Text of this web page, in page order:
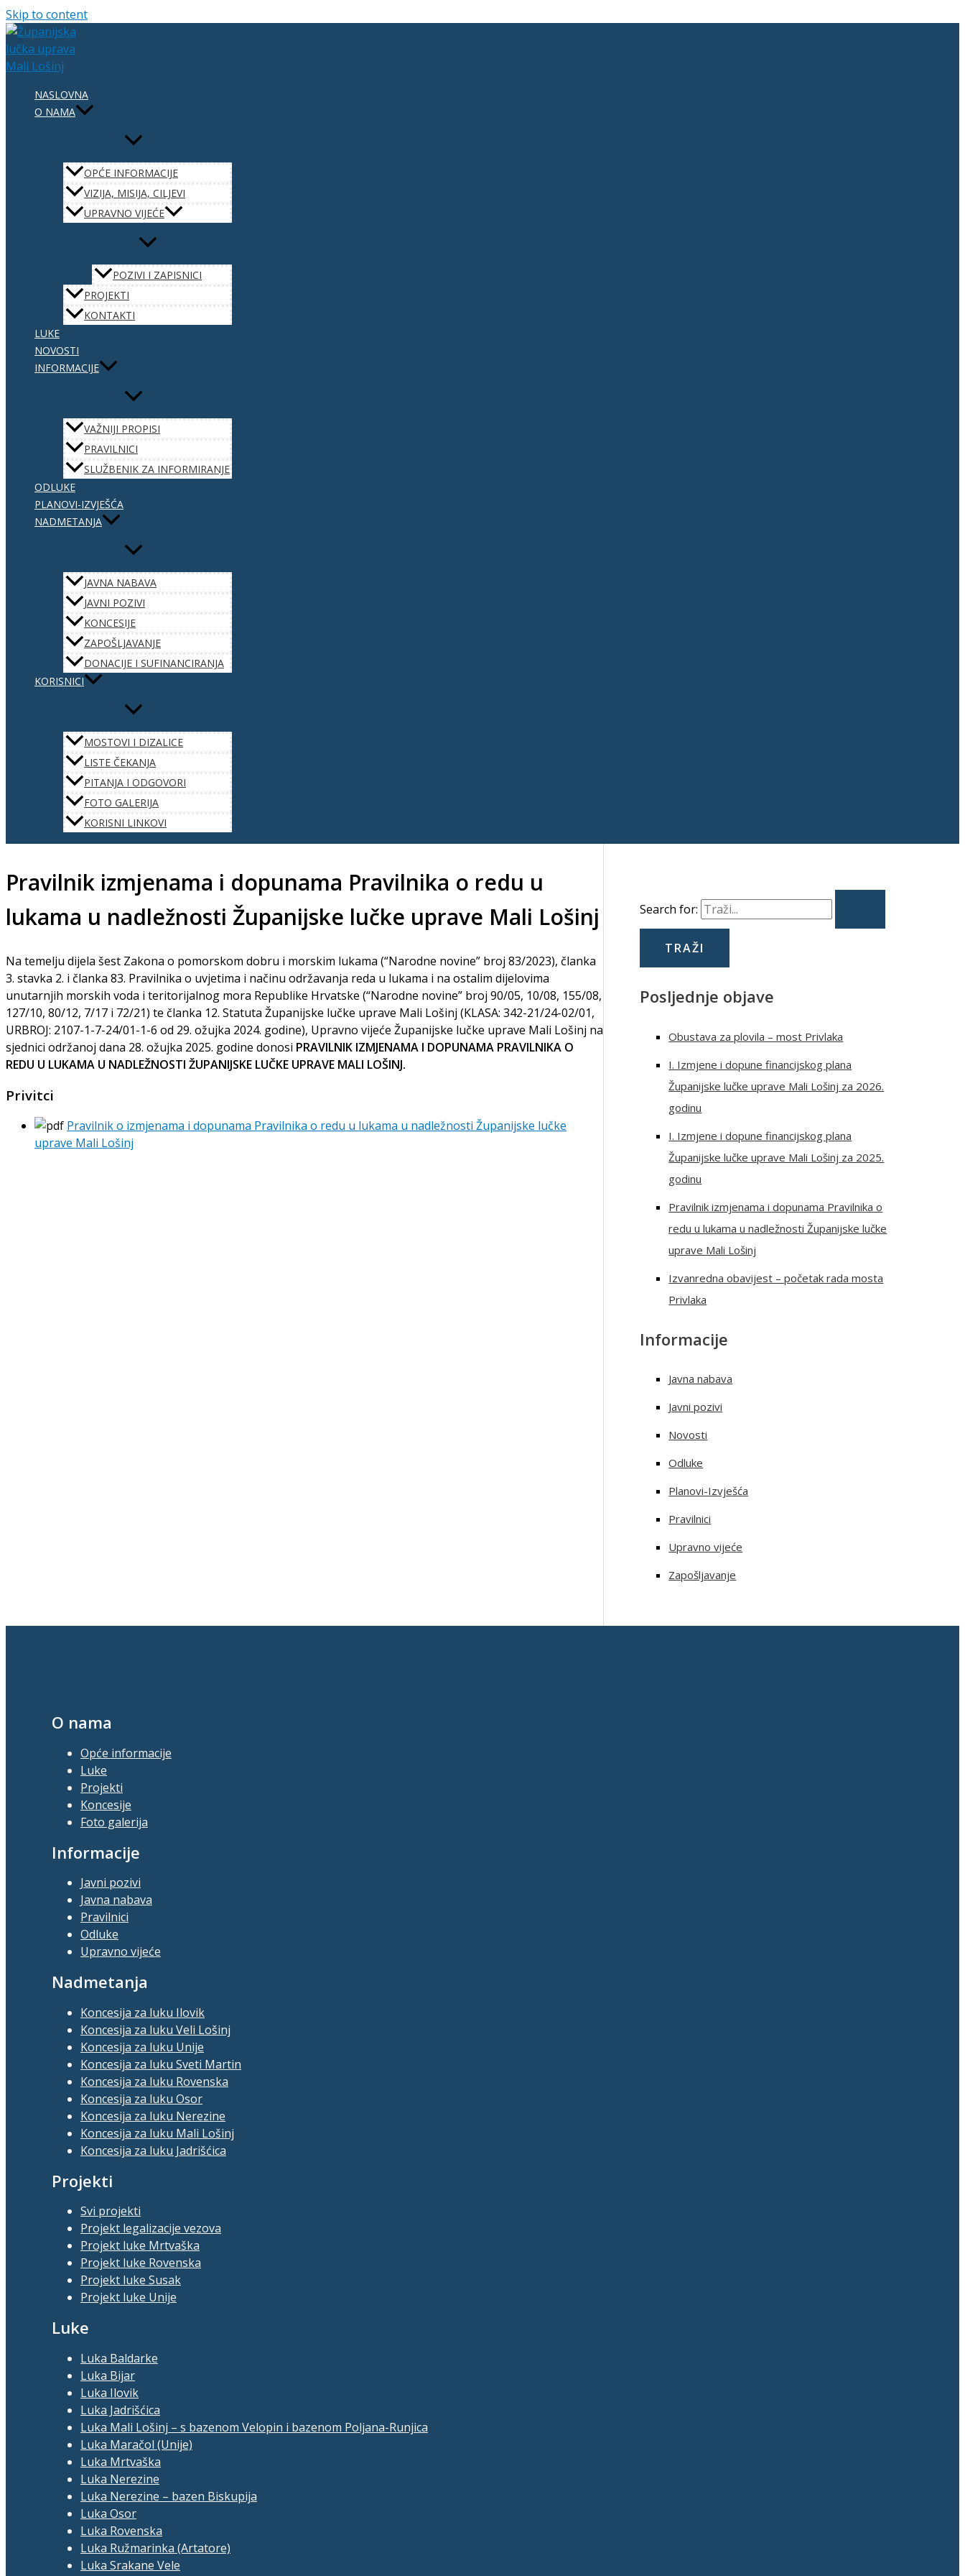
Skip to content
NASLOVNA
O NAMA
OPĆE INFORMACIJE
VIZIJA, MISIJA, CILJEVI
UPRAVNO VIJEĆE
POZIVI I ZAPISNICI
PROJEKTI
KONTAKTI
LUKE
NOVOSTI
INFORMACIJE
VAŽNIJI PROPISI
PRAVILNICI
SLUŽBENIK ZA INFORMIRANJE
ODLUKE
PLANOVI-IZVJEŠĆA
NADMETANJA
JAVNA NABAVA
JAVNI POZIVI
KONCESIJE
ZAPOŠLJAVANJE
DONACIJE I SUFINANCIRANJA
KORISNICI
MOSTOVI I DIZALICE
LISTE ČEKANJA
PITANJA I ODGOVORI
FOTO GALERIJA
KORISNI LINKOVI
Pravilnik izmjenama i dopunama Pravilnika o redu u
lukama u nadležnosti Županijske lučke uprave Mali Lošinj
Na temelju dijela šest Zakona o pomorskom dobru i morskim lukama (“Narodne novine” broj 83/2023), članka
3. stavka 2. i članka 83. Pravilnika o uvjetima i načinu održavanja reda u lukama i na ostalim dijelovima
unutarnjih morskih voda i teritorijalnog mora Republike Hrvatske (“Narodne novine” broj 90/05, 10/08, 155/08,
127/10, 80/12, 7/17 i 72/21) te članka 12. Statuta Županijske lučke uprave Mali Lošinj (KLASA: 342-21/24-02/01,
URBROJ: 2107-1-7-24/01-1-6 od 29. ožujka 2024. godine), Upravno vijeće Županijske lučke uprave Mali Lošinj na
sjednici održanoj dana 28. ožujka 2025. godine donosi PRAVILNIK IZMJENAMA I DOPUNAMA PRAVILNIKA O
REDU U LUKAMA U NADLEŽNOSTI ŽUPANIJSKE LUČKE UPRAVE MALI LOŠINJ.
Privitci
Pravilnik o izmjenama i dopunama Pravilnika o redu u lukama u nadležnosti Županijske lučke
uprave Mali Lošinj
Search for:
Posljednje objave
Obustava za plovila – most Privlaka
I. Izmjene i dopune financijskog plana
Županijske lučke uprave Mali Lošinj za 2026.
godinu
I. Izmjene i dopune financijskog plana
Županijske lučke uprave Mali Lošinj za 2025.
godinu
Pravilnik izmjenama i dopunama Pravilnika o
redu u lukama u nadležnosti Županijske lučke
uprave Mali Lošinj
Izvanredna obavijest – početak rada mosta
Privlaka
Informacije
Javna nabava
Javni pozivi
Novosti
Odluke
Planovi-Izvješća
Pravilnici
Upravno vijeće
Zapošljavanje
O nama
Opće informacije
Luke
Projekti
Koncesije
Foto galerija
Informacije
Javni pozivi
Javna nabava
Pravilnici
Odluke
Upravno vijeće
Nadmetanja
Koncesija za luku Ilovik
Koncesija za luku Veli Lošinj
Koncesija za luku Unije
Koncesija za luku Sveti Martin
Koncesija za luku Rovenska
Koncesija za luku Osor
Koncesija za luku Nerezine
Koncesija za luku Mali Lošinj
Koncesija za luku Jadrišćica
Projekti
Svi projekti
Projekt legalizacije vezova
Projekt luke Mrtvaška
Projekt luke Rovenska
Projekt luke Susak
Projekt luke Unije
Luke
Luka Baldarke
Luka Bijar
Luka Ilovik
Luka Jadrišćica
Luka Mali Lošinj – s bazenom Velopin i bazenom Poljana-Runjica
Luka Maračol (Unije)
Luka Mrtvaška
Luka Nerezine
Luka Nerezine – bazen Biskupija
Luka Osor
Luka Rovenska
Luka Ružmarinka (Artatore)
Luka Srakane Vele